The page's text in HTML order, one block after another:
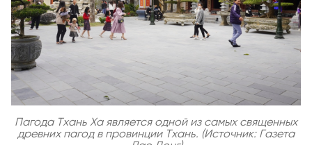
Пагода Тхань Ха является одной из самых священных
древних пагод в провинции Тхань. (Источник: Газета